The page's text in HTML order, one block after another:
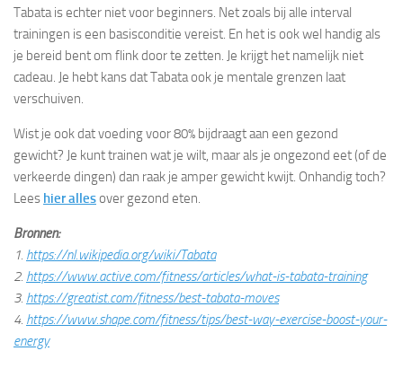
Tabata is echter niet voor beginners. Net zoals bij alle interval
trainingen is een basisconditie vereist. En het is ook wel handig als
je bereid bent om flink door te zetten. Je krijgt het namelijk niet
cadeau. Je hebt kans dat Tabata ook je mentale grenzen laat
verschuiven.
Wist je ook dat voeding voor 80% bijdraagt aan een gezond
gewicht? Je kunt trainen wat je wilt, maar als je ongezond eet (of de
verkeerde dingen) dan raak je amper gewicht kwijt. Onhandig toch?
Lees hier allesover gezond eten.
Bronnen:
1. https://nl.wikipedia.org/wiki/Tabata
2. https://www.active.com/fitness/articles/what-is-tabata-training
3. https://greatist.com/fitness/best-tabata-moves
4. https://www.shape.com/fitness/tips/best-way-exercise-boost-your-
energy